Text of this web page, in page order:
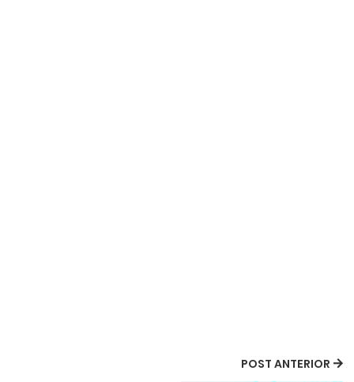
POST ANTERIOR